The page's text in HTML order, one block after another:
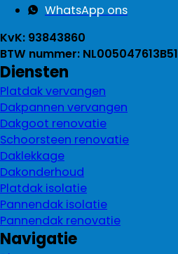
WhatsApp ons
KvK: 93843860
BTW nummer: NL005047613B51
Diensten
Platdak vervangen
Dakpannen vervangen
Dakgoot renovatie
Schoorsteen renovatie
Daklekkage
Dakonderhoud
Platdak isolatie
Pannendak isolatie
Pannendak renovatie
Navigatie